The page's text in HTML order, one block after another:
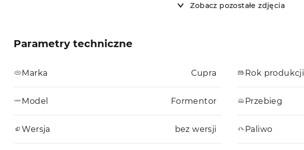
Zobacz pozostałe zdjęcia
Parametry techniczne
Marka Cupra
Model Formentor
Wersja bez wersji
Rok produkcji
Przebieg
Paliwo